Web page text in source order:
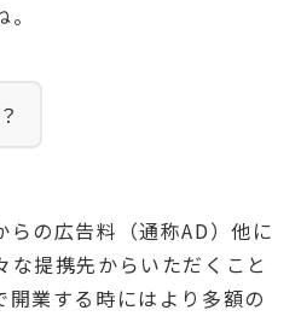
らの広告料（通称AD）他に
な提携先からいただくこと
業する時にはより多額の